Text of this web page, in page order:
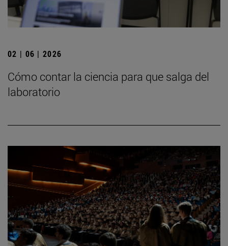
02 | 06 | 2026
Cómo contar la ciencia para que salga del
laboratorio